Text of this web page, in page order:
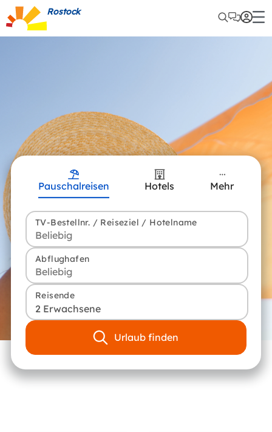
Rostock
Pauschalreisen Hotels Mehr
TV-Bestellnr. / Reiseziel / Hotelname
Abflughafen
Reisende
2 Erwachsene
Urlaub finden